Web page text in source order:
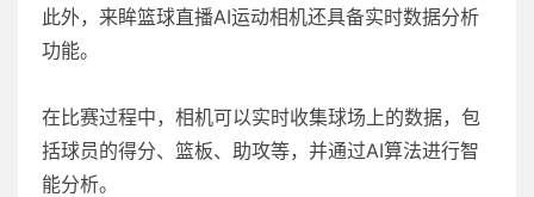
此外，来眸篮球直播AI运动相机还具备实时数据分析
功能。
在比赛过程中，相机可以实时收集球场上的数据，包
括球员的得分、篮板、助攻等，并通过AI算法进行智
能分析。